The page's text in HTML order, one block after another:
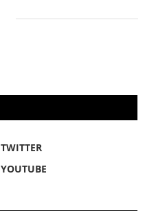
TWITTER
YOUTUBE